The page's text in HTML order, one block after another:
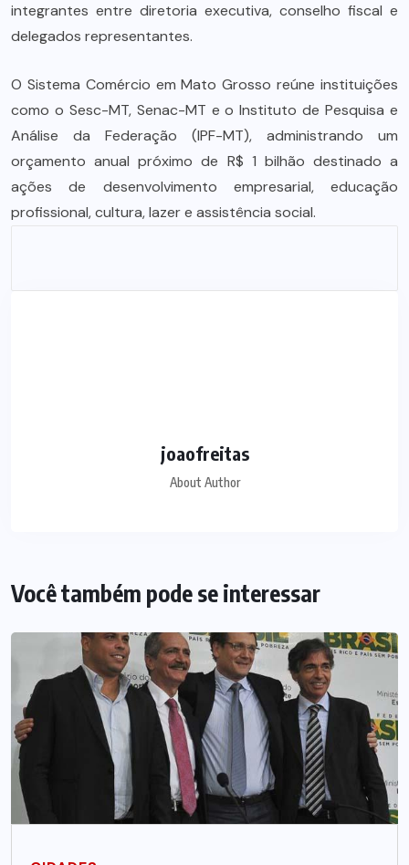
integrantes entre diretoria executiva, conselho fiscal e
delegados representantes.
O Sistema Comércio em Mato Grosso reúne instituições
como o Sesc-MT, Senac-MT e o Instituto de Pesquisa e
Análise da Federação (IPF-MT), administrando um
orçamento anual próximo de R$ 1 bilhão destinado a
ações de desenvolvimento empresarial, educação
profissional, cultura, lazer e assistência social.
joaofreitas
About Author
Você também pode se interessar